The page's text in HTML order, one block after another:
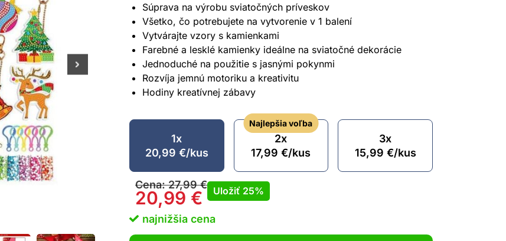
Súprava na výrobu sviatočných príveskov
Všetko, čo potrebujete na vytvorenie v 1 balení
Vytvárajte vzory s kamienkami
Farebné a lesklé kamienky ideálne na sviatočné dekorácie
Jednoduché na použitie s jasnými pokynmi
Rozvíja jemnú motoriku a kreativitu
Hodiny kreatívnej zábavy
1x
20,99 €/kus
Najlepšia voľba
2x
17,99€/kus
3x
15,99 €/kus
Cena:27,99€
20,99 € Uložiť 25%
najnižšia cena